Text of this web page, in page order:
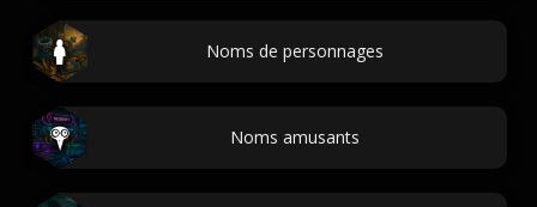
Noms de personnages
Noms amusants